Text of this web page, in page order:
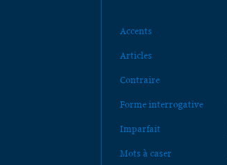
Accents
Articles
Contraire
Forme interrogative
Imparfait
Mots à caser